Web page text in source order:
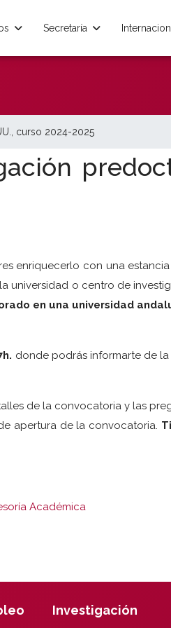
Secretaría
curso 2024-2025
enriquecerlo con una
universidad o centro de
en una universidad
donde podrás informarte de
de la convocatoria y las
apertura de la convocatoria.
Académica
Investigación